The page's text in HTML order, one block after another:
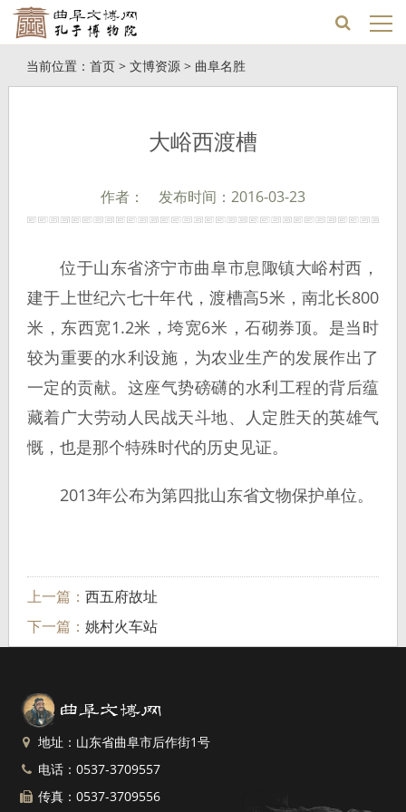
当前位置： 首页> 文博资源> 曲阜名胜
大峪西渡槽
作者： 发布时间：2016-03-23
位于山东省济宁市曲阜市息陬镇大峪村西，
建于上世纪六七十年代，渡槽高5米，南北长800
米，东西宽1.2米，垮宽6米，石砌券顶。是当时
较为重要的水利设施，为农业生产的发展作出了
一定的贡献。这座气势磅礴的水利工程的背后蕴
藏着广大劳动人民战天斗地、人定胜天的英雄气
慨，也是那个特殊时代的历史见证。
2013年公布为第四批山东省文物保护单位。
上一篇： 西五府故址
下一篇： 姚村火车站
地址：山东省曲阜市后作街1号
电话：0537-3709557
传真：0537-3709556